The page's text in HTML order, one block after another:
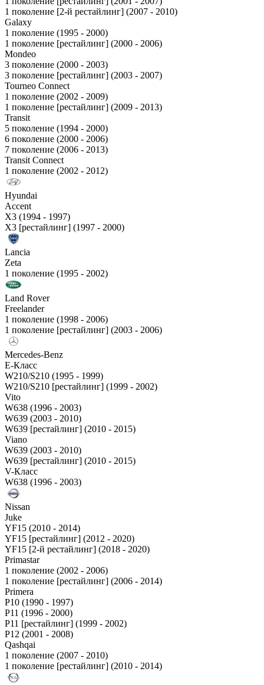
1 поколение [2-й рестайлинг] (2007 - 2010)
Galaxy
1 поколение (1995 - 2000)
1 поколение [рестайлинг] (2000 - 2006)
Mondeo
3 поколение (2000 - 2003)
3 поколение [рестайлинг] (2003 - 2007)
Tourneo Connect
1 поколение (2002 - 2009)
1 поколение [рестайлинг] (2009 - 2013)
Transit
5 поколение (1994 - 2000)
6 поколение (2000 - 2006)
7 поколение (2006 - 2013)
Transit Connect
1 поколение (2002 - 2012)
Hyundai
Accent
X3 (1994 - 1997)
X3 [рестайлинг] (1997 - 2000)
Lancia
Zeta
1 поколение (1995 - 2002)
Land Rover
Freelander
1 поколение (1998 - 2006)
1 поколение [рестайлинг] (2003 - 2006)
Mercedes-Benz
E-Класс
W210/S210 (1995 - 1999)
W210/S210 [рестайлинг] (1999 - 2002)
Vito
W638 (1996 - 2003)
W639 (2003 - 2010)
W639 [рестайлинг] (2010 - 2015)
Viano
W639 (2003 - 2010)
W639 [рестайлинг] (2010 - 2015)
V-Класс
W638 (1996 - 2003)
Nissan
Juke
YF15 (2010 - 2014)
YF15 [рестайлинг] (2012 - 2020)
YF15 [2-й рестайлинг] (2018 - 2020)
Primastar
1 поколение (2002 - 2006)
1 поколение [рестайлинг] (2006 - 2014)
Primera
P10 (1990 - 1997)
P11 (1996 - 2000)
P11 [рестайлинг] (1999 - 2002)
P12 (2001 - 2008)
Qashqai
1 поколение (2007 - 2010)
1 поколение [рестайлинг] (2010 - 2014)